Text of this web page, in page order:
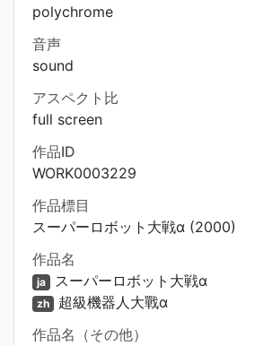
polychrome
音声
sound
アスペクト比
full screen
作品ID
WORK0003229
作品標目
スーパーロボット大戦α (2000)
作品名
ja スーパーロボット大戦α
zh 超級機器人大戰α
作品名（その他）